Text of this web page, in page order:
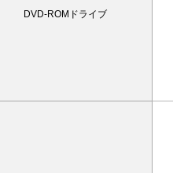
DVD-ROMドライブ